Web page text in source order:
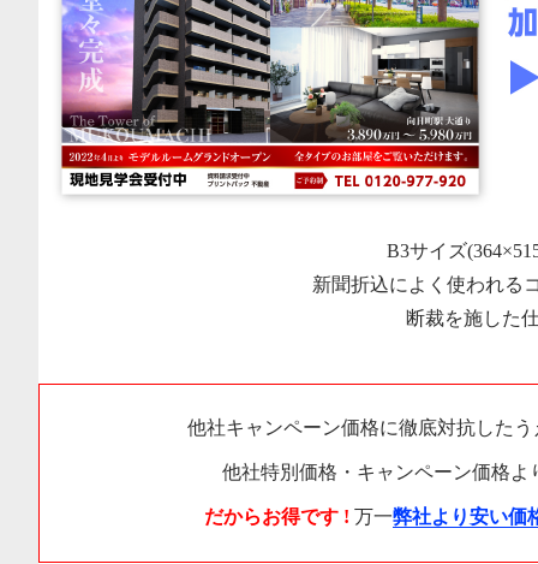
B3サイズ
新聞折込によく使われる
断裁を施した
他社キャンペーン価格に徹底対抗したう
他社特別価格・キャンペーン価格よ
だからお得です ! 万一弊社より安い価